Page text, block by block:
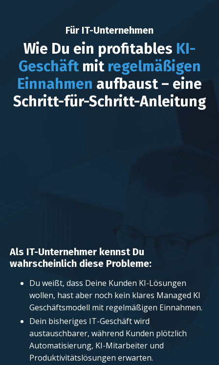
Für IT-Unternehmen
Wie Du ein profitables KI-
Geschäftmit regelmäßigen
Einnahmen aufbaust – eine
Schritt-für-Schritt-Anleitung
Als IT-Unternehmer kennst Du
wahrscheinlich diese Probleme:
Du weißt, dass Deine Kunden KI-Lösungen
wollen, hast aber noch kein klares Managed KI
Geschäftsmodell mit regelmäßigen Einnahmen.
Dein bisheriges IT-Geschäft wird
austauschbarer, während Kunden plötzlich
Automatisierung, KI-Mitarbeiter und
Produktivitätslösungen erwarten.